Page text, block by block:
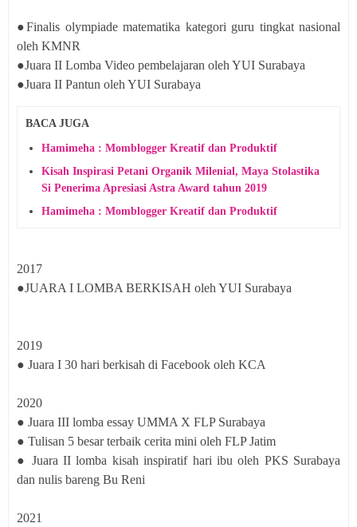
●Finalis olympiade matematika kategori guru tingkat nasional
oleh KMNR
●Juara II Lomba Video pembelajaran oleh YUI Surabaya
●Juara II Pantun oleh YUI Surabaya
BACA JUGA
Hamimeha : Momblogger Kreatif dan Produktif
Kisah Inspirasi Petani Organik Milenial, Maya Stolastika
Si Penerima Apresiasi Astra Award tahun 2019
Hamimeha : Momblogger Kreatif dan Produktif
2017
●JUARA I LOMBA BERKISAH oleh YUI Surabaya
2019
● Juara I 30 hari berkisah di Facebook oleh KCA
2020
● Juara III lomba essay UMMA X FLP Surabaya
● Tulisan 5 besar terbaik cerita mini oleh FLP Jatim
● Juara II lomba kisah inspiratif hari ibu oleh PKS Surabaya
dan nulis bareng Bu Reni
2021